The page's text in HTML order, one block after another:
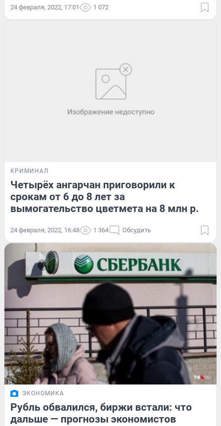
24 февраля, 2022, 17:01 1 072
КРИМИНАЛ
Четырёх ангарчан приговорили к
срокам от 6 до 8 лет за
вымогательство цветмета на 8 млн р.
24 февраля, 2022, 16:48 1 364 Обсудить
ЭКОНОМИКА
Рубль обвалился, биржи встали: что
дальше — прогнозы экономистов